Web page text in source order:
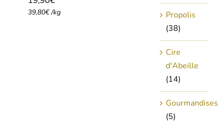
39,80€ /kg
Propolis
(38)
Cire
d'Abeille
(14)
Gourmandises
(5)